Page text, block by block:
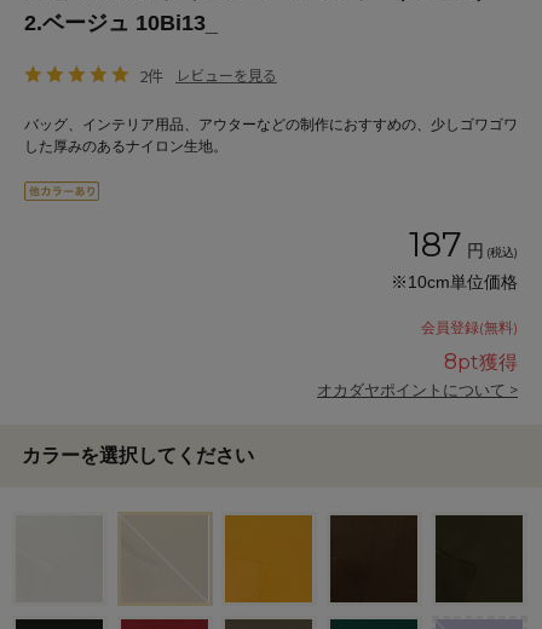
2.ベージュ 10Bi13_
2件 レビューを見る
バッグ、インテリア用品、アウターなどの制作におすすめの、少しゴワゴワ
した厚みのあるナイロン生地。
187 円 (税込)
※10cm単位価格
会員登録(無料)
8pt獲得
オカダヤポイントについて >
カラーを選択してください